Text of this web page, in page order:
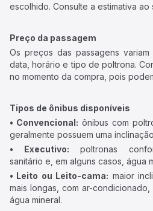
escolhido. Consulte a estimativa ao
Preço da passagem
Os preços das passagens
data, horário e tipo de poltrona.
no momento da compra, pois
Tipos de ônibus disponíveis
• Convencional: ônibus com
geralmente possuem uma
• Executivo: poltronas
sanitário e, em alguns casos, água
• Leito ou Leito-cama: maior
mais longas, com ar-condicionado,
água mineral.